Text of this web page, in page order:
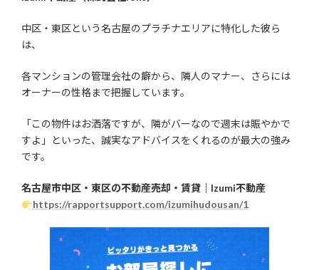
中区・東区という名古屋のプラチナエリアに特化した彼ら
は、
各マンションの管理会社の癖から、隣人のマナー、さらには
オーナーの性格まで把握しています。
「この物件はお洒落ですが、隣がバーなので週末は賑やかで
すよ」といった、誠実なアドバイスをくれるのが最大の強み
です。
名古屋市中区・東区の不動産売却・賃貸｜Izumi不動産
https://rapportsupport.com/izumihudousan/1